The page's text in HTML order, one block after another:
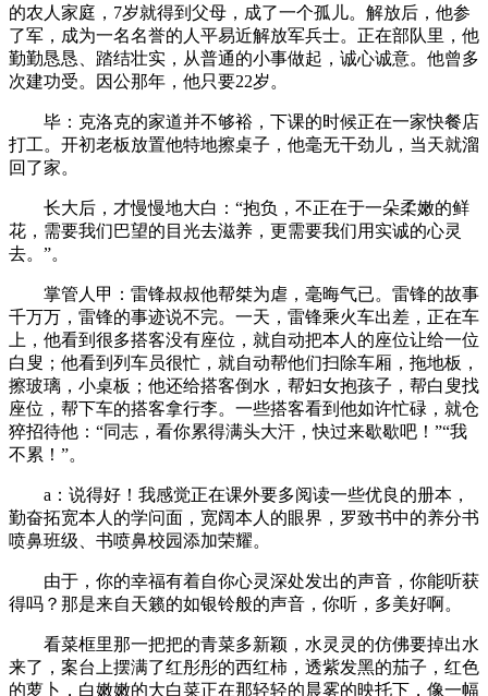
的农人家庭，7岁就得到父母，成了一个孤儿。解放后，他参
了军，成为一名名誉的人平易近解放军兵士。正在部队里，他
勤勤恳恳、踏结壮实，从普通的小事做起，诚心诚意。他曾多
次建功受。因公那年，他只要22岁。
毕：克洛克的家道并不够裕，下课的时候正在一家快餐店
打工。开初老板放置他特地擦桌子，他毫无干劲儿，当天就溜
回了家。
长大后，才慢慢地大白：“抱负，不正在于一朵柔嫩的鲜
花，需要我们巴望的目光去滋养，更需要我们用实诚的心灵
去。”。
掌管人甲：雷锋叔叔他帮桀为虐，毫晦气已。雷锋的故事
千万万，雷锋的事迹说不完。一天，雷锋乘火车出差，正在车
上，他看到很多搭客没有座位，就自动把本人的座位让给一位
白叟；他看到列车员很忙，就自动帮他们扫除车厢，拖地板，
擦玻璃，小桌板；他还给搭客倒水，帮妇女抱孩子，帮白叟找
座位，帮下车的搭客拿行李。一些搭客看到他如许忙碌，就仓
猝招待他：“同志，看你累得满头大汗，快过来歇歇吧！”“我
不累！”。
a：说得好！我感觉正在课外要多阅读一些优良的册本，
勤奋拓宽本人的学问面，宽阔本人的眼界，罗致书中的养分书
喷鼻班级、书喷鼻校园添加荣耀。
由于，你的幸福有着自你心灵深处发出的声音，你能听获
得吗？那是来自天籁的如银铃般的声音，你听，多美好啊。
看菜框里那一把把的青菜多新颖，水灵灵的仿佛要掉出水
来了，案台上摆满了红彤彤的西红柿，透紫发黑的茄子，红色
的萝卜，白嫩嫩的大白菜正在那轻轻的晨雾的映托下，像一幅